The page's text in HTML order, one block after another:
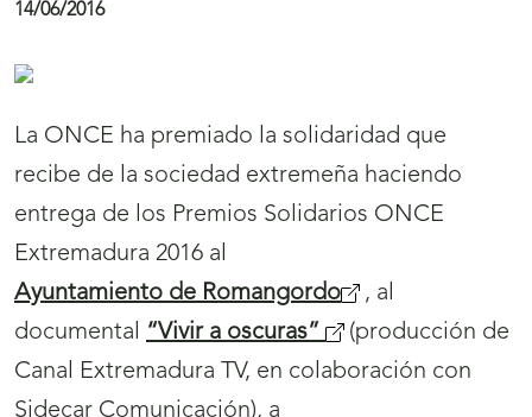
14/06/2016
La ONCE ha premiado la solidaridad que
recibe de la sociedad extremeña haciendo
entrega de los Premios Solidarios ONCE
Extremadura 2016 al
Ayuntamiento de Romangordo
, al
documental “Vivir a oscuras”
(producción de
Canal Extremadura TV, en colaboración con
Sidecar Comunicación), a